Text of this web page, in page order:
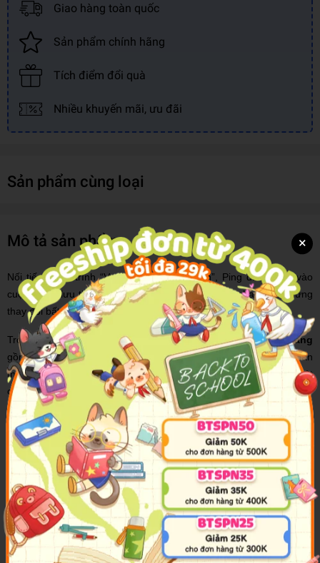
Giao hàng toàn quốc
Sản phẩm chính hãng
Tích điểm đổi quà
Nhiều khuyến mãi, ưu đãi
Sản phẩm cùng loại
Mô tả sản phẩm
Nối tiếp hành trình “Vượt ao tù ra biển lớn”, Ping dấn bước vào
cuộc phiêu lưu thứ ba đi tìm nguyên nhân và giải pháp cho những
thay đổi bất thường của tự nhiên: Giải cứu Vườn địa đàng.
Trong phiên bản mới nhất này,Ping - Giải Cứu Vườn Địa Đàng
gồm cả ba phần: Vượt khỏi ao tù; Hành trình ra biển lớn và phần
mới nhất: Giải cứu Vườn địa đàng, mang đến cho người đọc một
câu chuyện hoàn chỉnh về hành trình đầy thú vị của chú ếch Ping.
Sau chuyến hành trình đầu tiên, vượt khỏi ao tù thành công, đến
hành trình thứ hai cuộc hành hương ra biển lớn với hai chú ếch trẻ
là Daikon và Hodo, và bây giờ Ping trở lại cuộc phiêu lưu thứ 3 đi
tìm nguyên nhân và giải pháp cho những thay đổi bất thường của
tự nhiên. Ping gặp rắc rối bởi những dấu hiệu đáng lo ngại về sự
mất cân bằng ngày càng tăng trong Eden Pond, buộc chú phải dấn
thân vào chuyến phiêu lưu vĩ đại nhất từ trước đến nay của mình:
hành trình dẫn dắt thế giới đang lầm đường lạc lối quay về đúng
con đường hòa hợp của mình.
×